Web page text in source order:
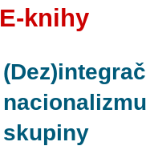
E-knihy
skupiny